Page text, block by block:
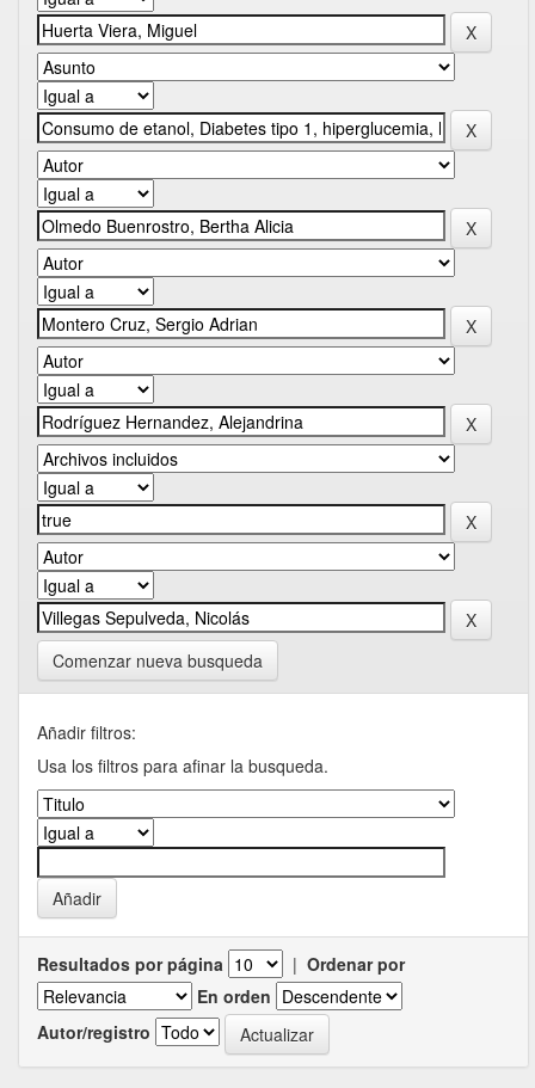
Comenzar nueva busqueda
Añadir filtros:
Usa los filtros para afinar la busqueda.
Resultados por página | Ordenar por
En orden
Autor/registro